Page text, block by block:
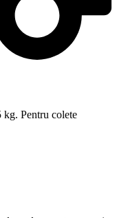
kg. Pentru colete